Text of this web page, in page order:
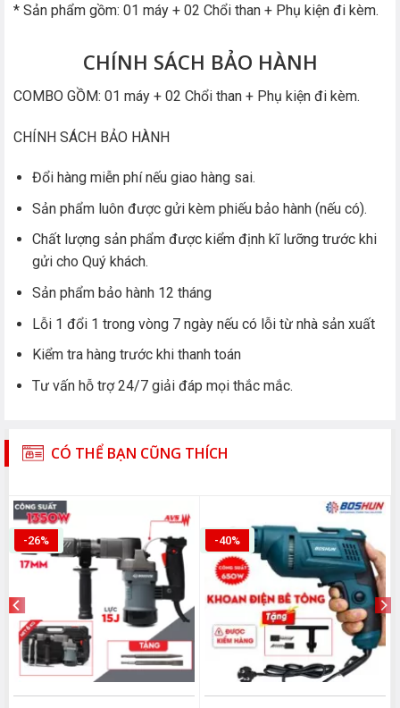
* Sản phẩm gồm: 01 máy + 02 Chổi than + Phụ kiện đi kèm.
CHÍNH SÁCH BẢO HÀNH
COMBO GỒM: 01 máy + 02 Chổi than + Phụ kiện đi kèm.
CHÍNH SÁCH BẢO HÀNH
Đổi hàng miễn phí nếu giao hàng sai.
Sản phẩm luôn được gửi kèm phiếu bảo hành (nếu có).
Chất lượng sản phẩm được kiểm định kĩ lưỡng trước khi
gửi cho Quý khách.
Sản phẩm bảo hành 12 tháng
Lỗi 1 đổi 1 trong vòng 7 ngày nếu có lỗi từ nhà sản xuất
Kiểm tra hàng trước khi thanh toán
Tư vấn hỗ trợ 24/7 giải đáp mọi thắc mắc.
CÓ THỂ BẠN CŨNG THÍCH
-26% -40%